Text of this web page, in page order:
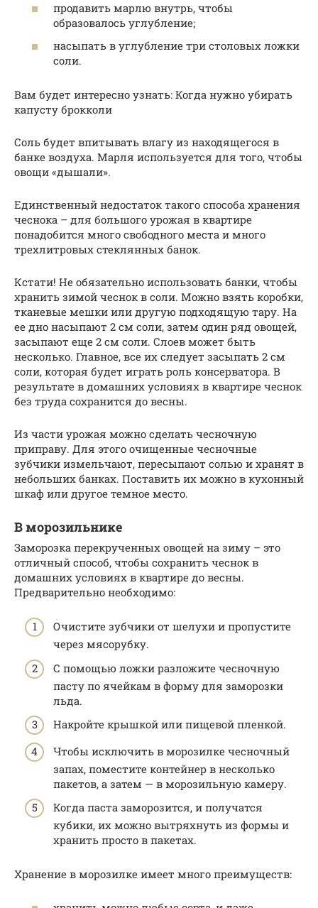
продавить марлю внутрь, чтобы
образовалось углубление;
насыпать в углубление три столовых ложки
соли.
Вам будет интересно узнать: Когда нужно убирать
капусту брокколи
Соль будет впитывать влагу из находящегося в
банке воздуха. Марля используется для того, чтобы
овощи «дышали».
Единственный недостаток такого способа хранения
чеснока – для большого урожая в квартире
понадобится много свободного места и много
трехлитровых стеклянных банок.
Кстати! Не обязательно использовать банки, чтобы
хранить зимой чеснок в соли. Можно взять коробки,
тканевые мешки или другую подходящую тару. На
ее дно насыпают 2 см соли, затем один ряд овощей,
засыпают еще 2 см соли. Слоев может быть
несколько. Главное, все их следует засыпать 2 см
соли, которая будет играть роль консерватора. В
результате в домашних условиях в квартире чеснок
без труда сохранится до весны.
Из части урожая можно сделать чесночную
приправу. Для этого очищенные чесночные
зубчики измельчают, пересыпают солью и хранят в
небольших банках. Поставить их можно в кухонный
шкаф или другое темное место.
В морозильнике
Заморозка перекрученных овощей на зиму – это
отличный способ, чтобы сохранить чеснок в
домашних условиях в квартире до весны.
Предварительно необходимо:
Очистите зубчики от шелухи и пропустите
через мясорубку.
С помощью ложки разложите чесночную
пасту по ячейкам в форму для заморозки
льда.
Накройте крышкой или пищевой пленкой.
Чтобы исключить в морозилке чесночный
запах, поместите контейнер в несколько
пакетов, а затем — в морозильную камеру.
Когда паста заморозится, и получатся
кубики, их можно вытряхнуть из формы и
хранить просто в пакетах.
Хранение в морозилке имеет много преимуществ: